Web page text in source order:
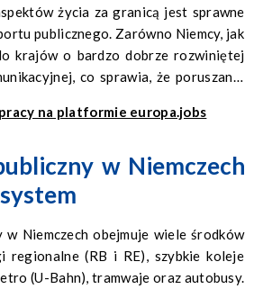
życia za granicą jest sprawne
publicznego. Zarówno Niemcy, jak
krajów o bardzo dobrze rozwiniętej
co sprawia, że poruszanie
najważniejsze informacje, które
na platformie europa.jobs
w Niemczech
w Niemczech obejmuje wiele środków
regionalne (RB i RE), szybkie koleje
(U-Bahn), tramwaje oraz autobusy.